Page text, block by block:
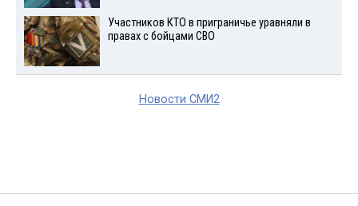
Участников КТО в приграничье уравняли в
правах с бойцами СВО
Новости СМИ2